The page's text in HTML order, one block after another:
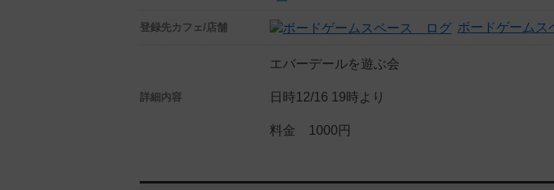
登録先カフェ/店舗 ボードゲーム
詳細内容
エバーデールを遊ぶ会
日時12/16 19時より
料金 1000円